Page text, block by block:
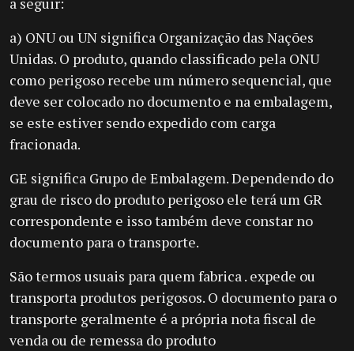
a) ONU ou UN significa Organização das Nações
Unidas. O produto, quando classificado pela ONU
como perigoso recebe um número sequencial, que
deve ser colocado no documento e na embalagem,
se este estiver sendo expedido com carga
fracionada.
GE significa Grupo de Embalagem. Dependendo do
grau de risco do produto perigoso ele terá um GR
correspondente e isso também deve constar no
documento para o transporte.
São termos usuais para quem fabrica . expede ou
transporta produtos perigosos. O documento para o
transporte geralmente é a própria nota fiscal de
venda ou de remessa do produto